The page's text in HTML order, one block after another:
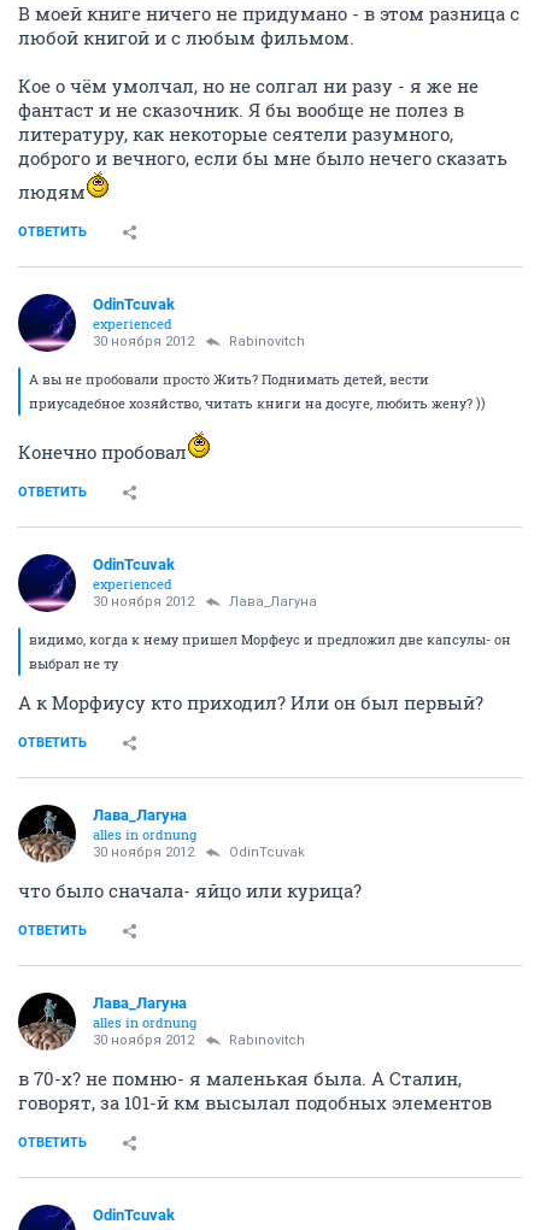
В моей книге ничего не придумано - в этом разница с
любой книгой и с любым фильмом.
Кое о чём умолчал, но не солгал ни разу - я же не
фантаст и не сказочник. Я бы вообще не полез в
литературу, как некоторые сеятели разумного,
доброго и вечного, если бы мне было нечего сказать
людям
ОТВЕТИТЬ
OdinTcuvak
experienced
30 ноября 2012 Rabinovitch
А вы не пробовали просто Жить? Поднимать детей, вести
приусадебное хозяйство, читать книги на досуге, любить жену? ))
Конечно пробовал
ОТВЕТИТЬ
OdinTcuvak
experienced
30 ноября 2012 Лава_Лагуна
видимо, когда к нему пришел Морфеус и предложил две капсулы- он
выбрал не ту
А к Морфиусу кто приходил? Или он был первый?
ОТВЕТИТЬ
Лава_Лагуна
alles in ordnung
30 ноября 2012 OdinTcuvak
что было сначала- яйцо или курица?
ОТВЕТИТЬ
Лава_Лагуна
alles in ordnung
30 ноября 2012 Rabinovitch
в 70-х? не помню- я маленькая была. А Сталин,
говорят, за 101-й км высылал подобных элементов
ОТВЕТИТЬ
OdinTcuvak